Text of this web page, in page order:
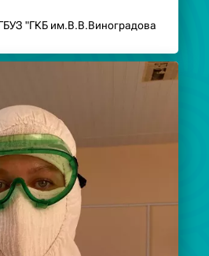
"ГКБ им.В.В.Виноградова